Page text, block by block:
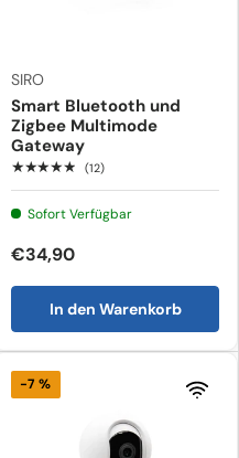
SIRO
Smart Bluetooth und
Zigbee Multimode
Gateway
★★★★★ (12)
Sofort Verfügbar
€34,90
In den Warenkorb
-7 %